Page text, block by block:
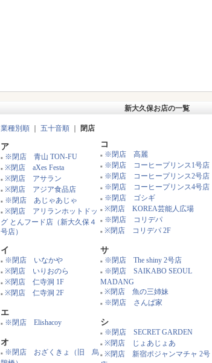
新大久保お店の一覧
業種別順 ｜ 五十音順 ｜
ア
■ ※閉店 青山 TON-FU
■ ※閉店 aXes Festa
※閉店 アサラン
※閉店 アジア食品店
※閉店 あじゃあじゃ
※閉店 アリランホットドッ
グ とんフード店（新大久保４
号店）
※閉店 いなかや
※閉店 いりおのら
※閉店 仁寺洞 1F
※閉店 仁寺洞 2F
コ
■ ※閉店 高麗
■ ※閉店 コーヒープリンス1号店
■ ※閉店 コーヒープリンス2号店
※閉店 ゴシギ
※閉店 KOREA芸能人広場
※閉店 コリデパ
※閉店 コリデパ 2F
サ
※閉店 SAIKABO SEOUL
MADANG
※閉店 魚の三姉妹
※閉店 さんぱ家